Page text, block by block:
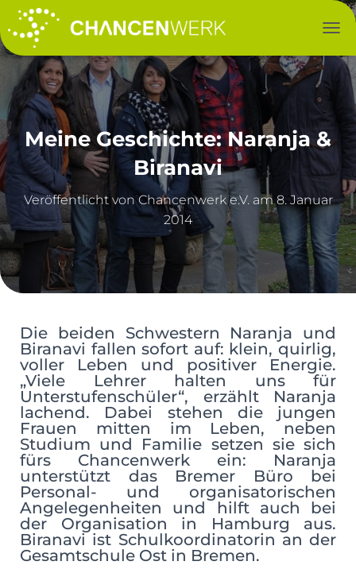
Meine Geschichte: Naranja &
Biranavi
Veröffentlicht von am8. Januar
2014
Die beiden Schwestern Naranja und
Biranavi fallen sofort auf: klein, quirlig,
voller Leben und positiver Energie.
„Viele Lehrer halten uns für
Unterstufenschüler“, erzählt Naranja
lachend. Dabei stehen die jungen
Frauen mitten im Leben, neben
Studium und Familie setzen sie sich
fürs Chancenwerk ein: Naranja
unterstützt das Bremer Büro bei
Personal- und organisatorischen
Angelegenheiten und hilft auch bei
der Organisation in Hamburg aus.
Biranavi ist Schulkoordinatorin an der
Gesamtschule Ost in Bremen.